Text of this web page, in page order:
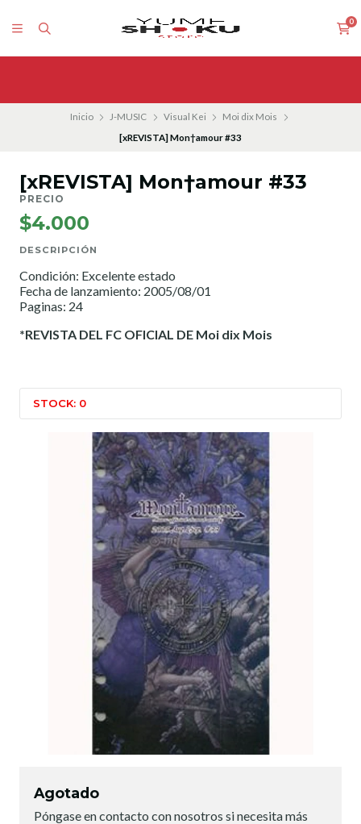
0
Inicio J-MUSIC Visual Kei
Moi dix Mois
[xREVISTA] Mon†amour #33
[xREVISTA] Mon†amour #33
PRECIO
$4.000
DESCRIPCIÓN
Condición: Excelente estado
Fecha de lanzamiento: 2005/08/01
Paginas: 24
*REVISTA DEL FC OFICIAL DE Moi dix Mois
STOCK: 0
Agotado
Póngase en contacto con nosotros si necesita más